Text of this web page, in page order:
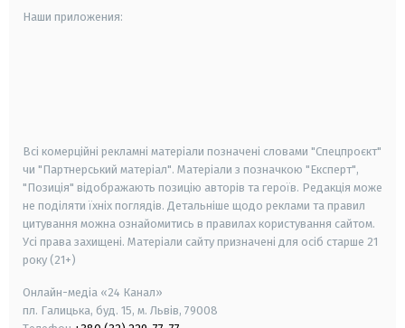
Наши приложения:
Всі комерційні рекламні матеріали позначені словами "Спецпроєкт"
чи "Партнерський матеріал". Матеріали з позначкою "Експерт",
"Позиція" відображають позицію авторів та героїв. Редакція може
не поділяти їхніх поглядів. Детальніше щодо реклами та правил
цитування можна ознайомитись в правилах користування сайтом.
Усі права захищені. Матеріали сайту призначені для осіб старше 21
року (21+)
Онлайн-медіа «24 Канал»
пл. Галицька, буд. 15, м. Львів, 79008